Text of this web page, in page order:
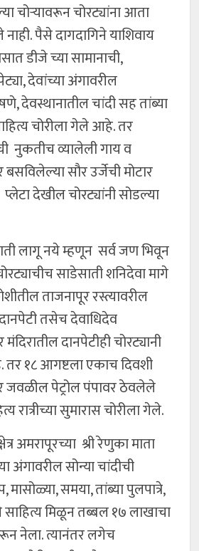
चोर्‍यावरून चोरट्यांना आता
नाही. पैसे दागदागिने याशिवाय
डीजे च्या सामानाची,
देवांच्या अंगावरील
देवस्थानातील चांदी सह तांब्या
चोरीला गेले आहे. तर
नुकतीच व्यालेली गाय व
बसविलेल्या सौर उर्जेची मोटार
देखील चोरट्यांनी सोडल्या
लागू नये म्हणून सर्व जण भिवून
साडेसाती शनिदेवा मागे
ताजनापूर रस्त्यावरील
तसेच देवाधिदेव
मंदिरातील दानपेटीही चोरट्यानी
१८ आगष्टला एकाच दिवशी
जवळील पेट्रोल पंपावर ठेवलेले
रात्रीच्या सुमारास चोरीला गेले.
अमरापूरच्या श्री रेणुका माता
अंगावरील सोन्या चांदीची
समया, तांब्या पुलपात्रे,
मिळून तब्बल १७ लाखाचा
नेला. त्यानंतर लगेच